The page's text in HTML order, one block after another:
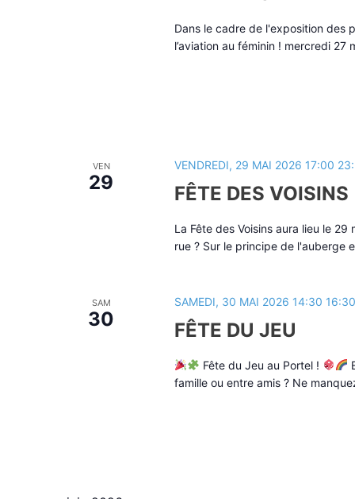
Dans le cadre de l'exposition des
l’aviation au féminin ! mercredi
VEN
29 FÊTE DES VOISINS
VENDREDI, 29 MAI 2026 17:00
La Fête des Voisins aura lieu le
rue ? Sur le principe de l'auberge
SAM
30 FÊTE DU JEU
SAMEDI, 30 MAI 2026 14:30 16:30
Fête du Jeu au Portel !
famille ou entre amis ? Ne